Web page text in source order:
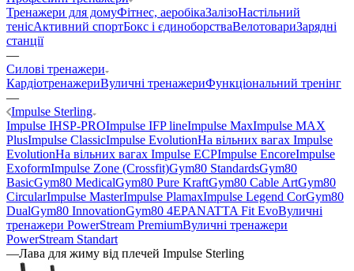
Тренажери для домуФітнес, аеробікаЗалізоНастільний
тенісАктивний спортБокс і єдиноборстваВелотовариЗарядні
станції
—
Силові тренажери
КардіотренажериВуличні тренажериФункціональний тренінг
—
Impulse Sterling
Impulse IHSP-PROImpulse IFP lineImpulse MaxImpulse MAX
PlusImpulse ClassicImpulse EvolutionНа вільних вагах Impulse
EvolutionНа вільних вагах Impulse ECPImpulse EncoreImpulse
ExoformImpulse Zone (Crossfit)Gym80 StandardsGym80
BasicGym80 MedicalGym80 Pure KraftGym80 Cable ArtGym80
CircularImpulse MasterImpulse PlamaxImpulse Legend CorGym80
DualGym80 InnovationGym80 4EPANATTA Fit EvoВуличні
тренажери PowerStream PremiumВуличні тренажери
PowerStream Standart
—Лава для жиму від плечей Impulse Sterling